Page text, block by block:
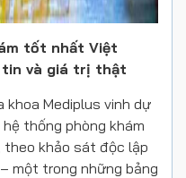
tốt nhất Việt
tin và giá trị thật
khoa Mediplus vinh dự
hệ thống phòng khám
theo khảo sát độc lập
một trong những bảng